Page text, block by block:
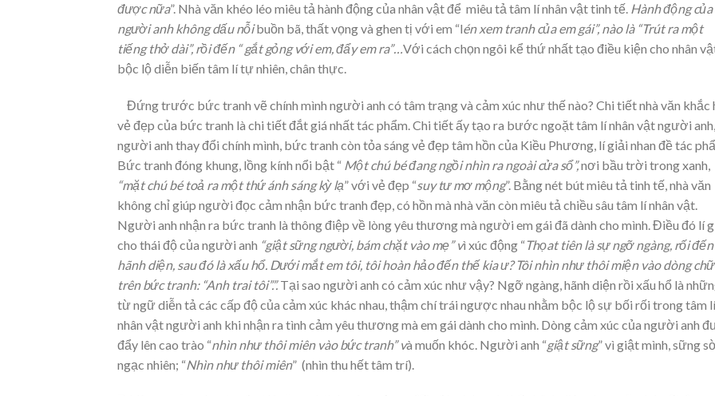
được nữa”. Nhà văn khéo léo miêu tả hành động của nhân vật để miêu tả tâm lí nhân vật tinh tế. Hành động của
người anh không dấu nỗibuồn bã, thất vọng và ghen tị với em “lénxem tranh của em gái”, nào là “Trút ra một
tiếng thở dài”, rồi đến “ gắt gỏng với em, đẩy em ra”…Với cách chọn ngôi kể thứ nhất tạo điều kiện cho nhân
bộc lộ diễn biến tâm lí tự nhiên, chân thực.
Đứng trước bức tranh vẽ chính mình người anh có tâm trạng và cảm xúc như thế nào? Chi tiết nhà văn khắc
vẻ đẹp của bức tranh là chi tiết đắt giá nhất tác phẩm. Chi tiết ấy tạo ra bước ngoặt tâm lí nhân vật người
người anh thay đổi chính mình, bức tranh còn tỏa sáng vẻ đẹp tâm hồn của Kiều Phương, lí giải nhan đề tác
Bức tranh đóng khung, lồng kính nổi bật “ Một chú bé đang ngồi nhìn ra ngoài cửa sổ”,nơi bầu trời trong xanh,
“mặt chú bé toả ra một thứ ánh sáng kỳ lạ” với vẻ đẹp “suy tư mơ mộng”. Bằng nét bút miêu tả tinh tế, nhà văn
không chỉ giúp người đọc cảm nhận bức tranh đẹp, có hồn mà nhà văn còn miêu tả chiều sâu tâm lí nhân vật.
Người anh nhận ra bức tranh là thông điệp về lòng yêu thương mà người em gái đã dành cho mình. Điều đó lí
cho thái độ của người anh “giậtsững người, bám chặt vào mẹ” vì xúc động “Thọat tiên là sự ngỡ ngàng, rối đến
hãnh diện, sau đó là xấu hổ. Dưới mắt em tôi, tôi hoàn hảo đến thế kia ư? Tôi nhìn như thôi miện vào dòng
trên bức tranh: “Anh trai tôi”.”.Tại sao người anh có cảm xúc như vậy? Ngỡ ngàng, hãnh diện rồi xấu hổ là
từ ngữ diễn tả các cấp độ của cảm xúc khác nhau, thậm chí trái ngược nhau nhằm bộc lộ sự bối rối trong tâm lí
nhân vật người anh khi nhận ra tình cảm yêu thương mà em gái dành cho mình. Dòng cảm xúc của người anh
đẩy lên cao trào “nhìnnhư thôi miên vào bức tranh” và muốn khóc. Người anh “giậtsững” vì giật mình, sững
ngạc nhiên; “Nhìnnhư thôi miên” (nhìn thu hết tâm trí).